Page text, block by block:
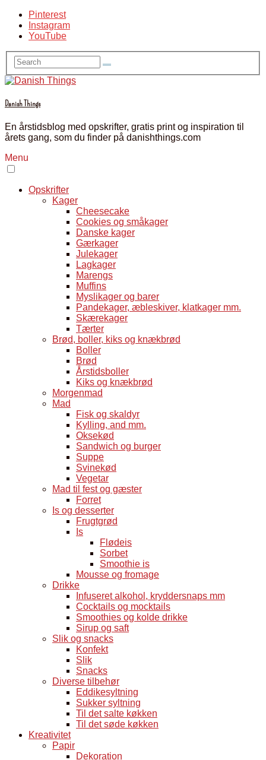
Pinterest
Instagram
YouTube
Danish Things
En årstidsblog med opskrifter, gratis print og inspiration til
årets gang, som du finder på danishthings.com
Menu
Opskrifter
Kager
Cheesecake
Cookies og småkager
Danske kager
Gærkager
Julekager
Lagkager
Marengs
Muffins
Myslikager og barer
Pandekager, æbleskiver, klatkager mm.
Skærekager
Tærter
Brød, boller, kiks og knækbrød
Boller
Brød
Årstidsboller
Kiks og knækbrød
Morgenmad
Mad
Fisk og skaldyr
Kylling, and mm.
Oksekød
Sandwich og burger
Suppe
Svinekød
Vegetar
Mad til fest og gæster
Forret
Is og desserter
Frugtgrød
Is
Flødeis
Sorbet
Smoothie is
Mousse og fromage
Drikke
Infuseret alkohol, kryddersnaps mm
Cocktails og mocktails
Smoothies og kolde drikke
Sirup og saft
Slik og snacks
Konfekt
Slik
Snacks
Diverse tilbehør
Eddikesyltning
Sukker syltning
Til det salte køkken
Til det søde køkken
Kreativitet
Papir
Dekoration